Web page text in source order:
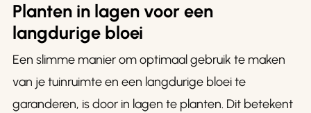
Planten in lagen voor een
langdurige bloei
Een slimme manier om optimaal gebruik te maken
van je tuinruimte en een langdurige bloei te
garanderen, is door in lagen te planten. Dit betekent